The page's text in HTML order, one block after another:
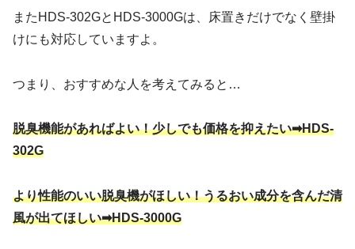
またHDS-302GとHDS-3000Gは、床置きだけでなく壁掛
けにも対応していますよ。
つまり、おすすめな人を考えてみると…
脱臭機能があればよい！少しでも価格を抑えたい➡HDS-
302G
より性能のいい脱臭機がほしい！うるおい成分を含んだ清
風が出てほしい➡HDS-3000G